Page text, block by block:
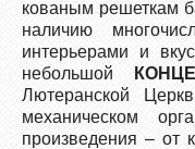
кованым решеткам
наличию
интерьерами и
небольшой
Лютеранской
механическом
произведения – от